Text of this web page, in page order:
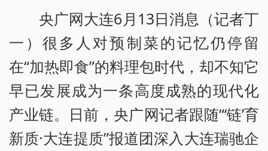
央广网大连6月13日消息（记者丁
一）很多人对预制菜的记忆仍停留
在“加热即食”的料理包时代，却不知它
早已发展成为一条高度成熟的现代化
产业链。日前，央广网记者跟随“‘链’育
新质·大连提质”报道团深入大连瑞驰企